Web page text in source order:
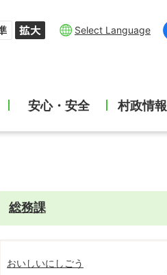
Select Language
安心・安全 村政情報
総務課
おいしいにしごう